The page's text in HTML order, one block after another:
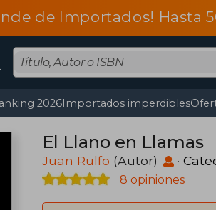
de Importados! Hasta
Aires
2026Importados imperdibles
El Llano en Llamas
Juan Rulfo (Autor) ·
8 opiniones